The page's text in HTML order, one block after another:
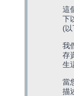
這
下
(
我
存
生
當
描